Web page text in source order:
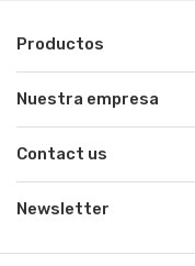
Productos
Nuestra empresa
Contact us
Newsletter